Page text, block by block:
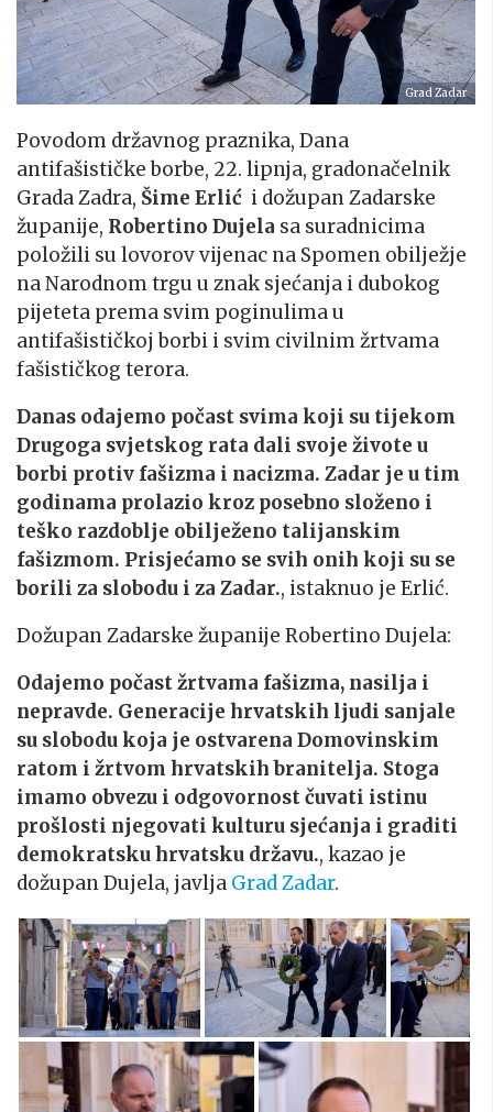
Grad Zadar
Povodom državnog praznika, Dana
antifašističke borbe, 22. lipnja, gradonačelnik
Grada Zadra, Šime Erlić i dožupan Zadarske
županije, Robertino Dujela sa suradnicima
položili su lovorov vijenac na Spomen obilježje
na Narodnom trgu u znak sjećanja i dubokog
pijeteta prema svim poginulima u
antifašističkoj borbi i svim civilnim žrtvama
fašističkog terora.
Danas odajemo počast svima koji su tijekom
Drugoga svjetskog rata dali svoje živote u
borbi protiv fašizma i nacizma. Zadar je u tim
godinama prolazio kroz posebno složeno i
teško razdoblje obilježeno talijanskim
fašizmom. Prisjećamo se svih onih koji su se
borili za slobodu i za Zadar., istaknuo je Erlić.
Dožupan Zadarske županije Robertino Dujela:
Odajemo počast žrtvama fašizma, nasilja i
nepravde. Generacije hrvatskih ljudi sanjale
su slobodu koja je ostvarena Domovinskim
ratom i žrtvom hrvatskih branitelja. Stoga
imamo obvezu i odgovornost čuvati istinu
prošlosti njegovati kulturu sjećanja i graditi
demokratsku hrvatsku državu., kazao je
dožupan Dujela, javlja Grad Zadar.